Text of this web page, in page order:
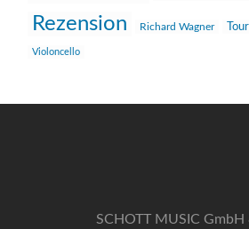
Rezension Richard Wagner
Violoncello
SCHOTT MUSIC GmbH